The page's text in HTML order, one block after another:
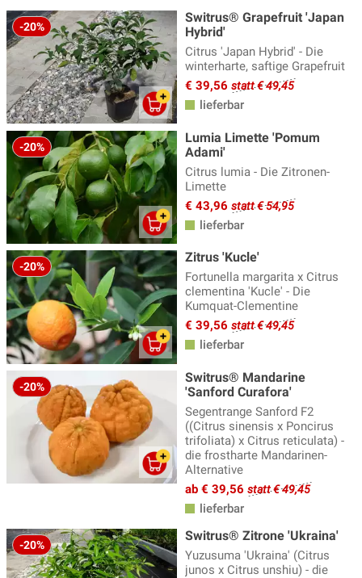
-20%
Switrus® Grapefruit 'Japan
Hybrid'
Citrus 'Japan Hybrid' - Die
winterharte, saftige Grapefruit
€ 39,56 statt € 49,45
lieferbar
-20%
Lumia Limette 'Pomum
Adami'
Citrus lumia - Die Zitronen-
Limette
€ 43,96 statt € 54,95
lieferbar
-20%
Zitrus 'Kucle'
Fortunella margarita x Citrus
clementina 'Kucle' - Die
Kumquat-Clementine
€ 39,56 statt € 49,45
lieferbar
-20%
Switrus® Mandarine
'Sanford Curafora'
Segentrange Sanford F2
((Citrus sinensis x Poncirus
trifoliata) x Citrus reticulata) -
die frostharte Mandarinen-
Alternative
ab € 39,56 statt € 49,45
lieferbar
-20%
Switrus® Zitrone 'Ukraina'
Yuzusuma 'Ukraina' (Citrus
junos x Citrus unshiu) - die